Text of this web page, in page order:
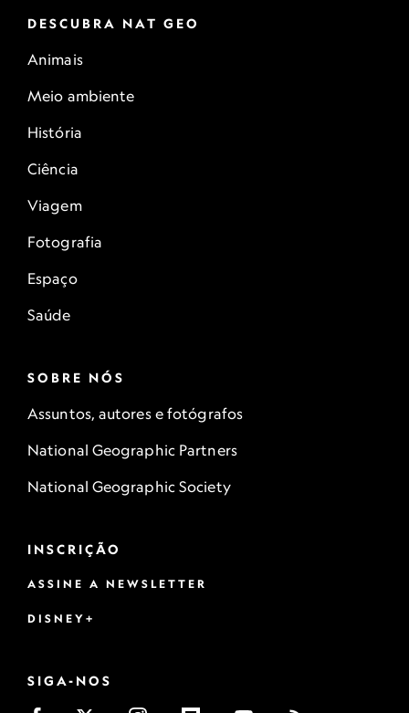
DESCUBRA NAT GEO
Animais
Meio ambiente
História
Ciência
Viagem
Fotografia
Espaço
Saúde
SOBRE NÓS
Assuntos, autores e fotógrafos
National Geographic Partners
National Geographic Society
INSCRIÇÃO
ASSINE A NEWSLETTER
DISNEY+
SIGA-NOS